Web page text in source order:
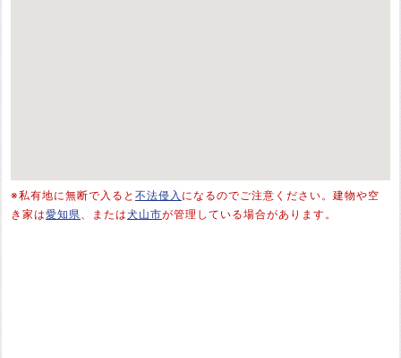
※私有地に無断で入ると 不法侵入 になるのでご注意ください。建物や空
き家は愛知県 、または犬山市が管理している場合があります。